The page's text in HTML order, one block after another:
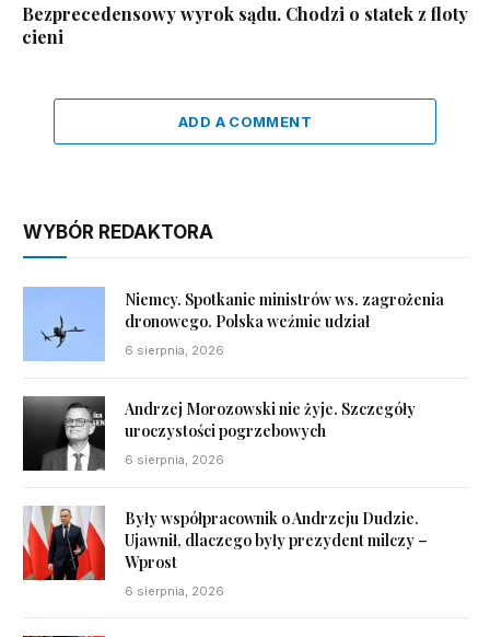
Bezprecedensowy wyrok sądu. Chodzi o statek z floty
cieni
ADD A COMMENT
WYBÓR REDAKTORA
Niemcy. Spotkanie ministrów ws. zagrożenia
dronowego. Polska weźmie udział
6 sierpnia, 2026
Andrzej Morozowski nie żyje. Szczegóły
uroczystości pogrzebowych
6 sierpnia, 2026
Były współpracownik o Andrzeju Dudzie.
Ujawnił, dlaczego były prezydent milczy –
Wprost
6 sierpnia, 2026